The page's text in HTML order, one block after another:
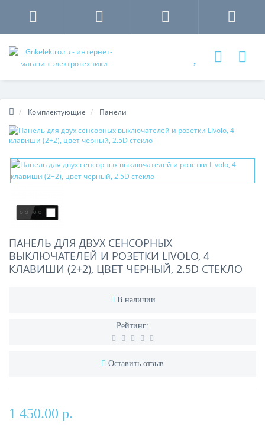
Комплектующие Панели
ПАНЕЛЬ ДЛЯ ДВУХ СЕНСОРНЫХ
ВЫКЛЮЧАТЕЛЕЙ И РОЗЕТКИ LIVOLO, 4
КЛАВИШИ (2+2), ЦВЕТ ЧЕРНЫЙ, 2.5D СТЕКЛО
В наличии
Рейтинг:
Оставить отзыв
1 450.00 р.